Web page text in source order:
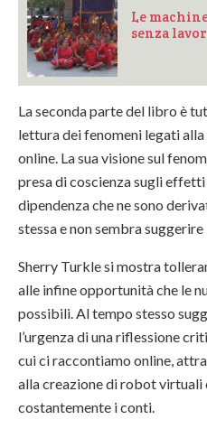
Le
senza
La seconda parte del libro è
lettura dei fenomeni legati
online. La sua visione sul
presa di coscienza sugli
dipendenza che ne sono
stessa e non sembra
Sherry Turkle si mostra
alle infine opportunità che le
possibili. Al tempo stesso
l’urgenza di una riflessione
cui ci raccontiamo online,
alla creazione di robot
costantemente i conti.